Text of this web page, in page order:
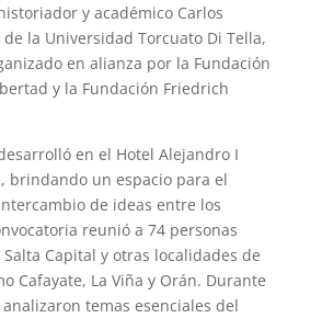
y académico Carlos
la Universidad Torcuato Di Tella,
en alianza por la Fundación
y la Fundación Friedrich
en el Hotel Alejandro I
brindando un espacio para el
de ideas entre los
reunió a 74 personas
Capital y otras localidades de
Cafayate, La Viña y Orán. Durante
temas esenciales del